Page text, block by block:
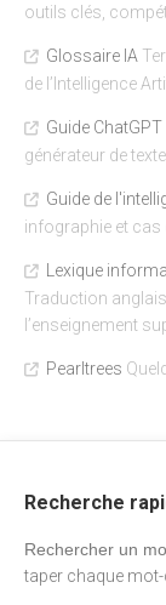
outils clés,
Glossaire IA
de l’Intelligence
Guide ChatGPT
générateur de texte
Guide de
infographie et cas
Lexique
Traduction
l’enseignement
Pearltrees
Recherche
Rechercher un
taper chaque